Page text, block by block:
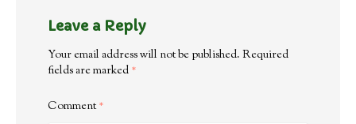
Leave a Reply
Your email address will not be published. Required
fields are marked *
Comment*